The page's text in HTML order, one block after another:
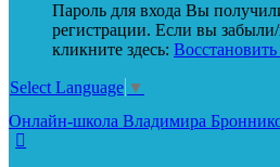
Пароль для входа Вы
регистрации. Если вы
кликните здесь:
Select Language ▼
Онлайн-школа Владимира